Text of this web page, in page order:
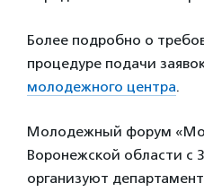
Более подробно о
процедуре подачи
молодежного центра.
Молодежный форум
Воронежской области с
организуют